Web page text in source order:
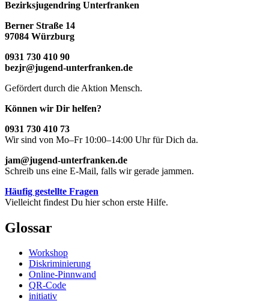
Bezirksjugendring Unterfranken
Berner Straße 14
97084 Würzburg
0931 730 410 90
bezjr@jugend-unterfranken.de
Gefördert durch die Aktion Mensch.
Können wir Dir helfen?
0931 730 410 73
Wir sind von Mo–Fr 10:00–14:00 Uhr für Dich da.
jam@jugend-unterfranken.de
Schreib uns eine E-Mail, falls wir gerade jammen.
Häufig gestellte Fragen
Vielleicht findest Du hier schon erste Hilfe.
Glossar
Workshop
Diskriminierung
Online-Pinnwand
QR-Code
initiativ